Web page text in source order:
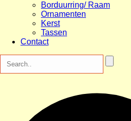
Borduurring/ Raam
Ornamenten
Kerst
Tassen
Contact